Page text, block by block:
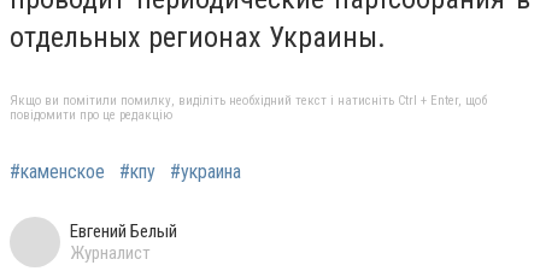
отдельных регионах Украины.
Якщо ви помітили помилку, виділіть необхідний текст і натисніть Ctrl + Enter, щоб
повідомити про це редакцію
#каменское #кпу #украина
Евгений Белый
Журналист